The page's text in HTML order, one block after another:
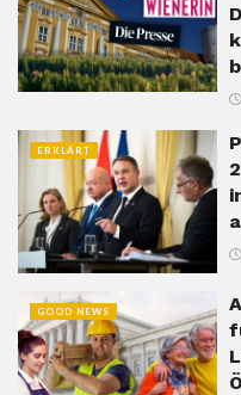
ERKLÄRT
GOOD NEWS